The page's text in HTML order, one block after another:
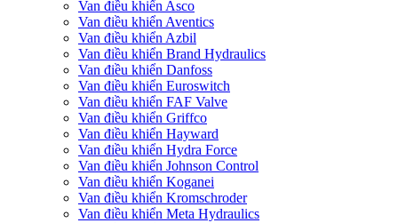
Van điều khiển Asco
Van điều khiển Aventics
Van điều khiển Azbil
Van điều khiển Brand Hydraulics
Van điều khiển Danfoss
Van điều khiển Euroswitch
Van điều khiển FAF Valve
Van điều khiển Griffco
Van điều khiển Hayward
Van điều khiển Hydra Force
Van điều khiển Johnson Control
Van điều khiển Koganei
Van điều khiển Kromschroder
Van điều khiển Meta Hydraulics